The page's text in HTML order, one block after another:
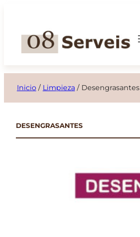
contenido
Inicio/ Limpieza/ Desengrasantes
DESENGRASANTES